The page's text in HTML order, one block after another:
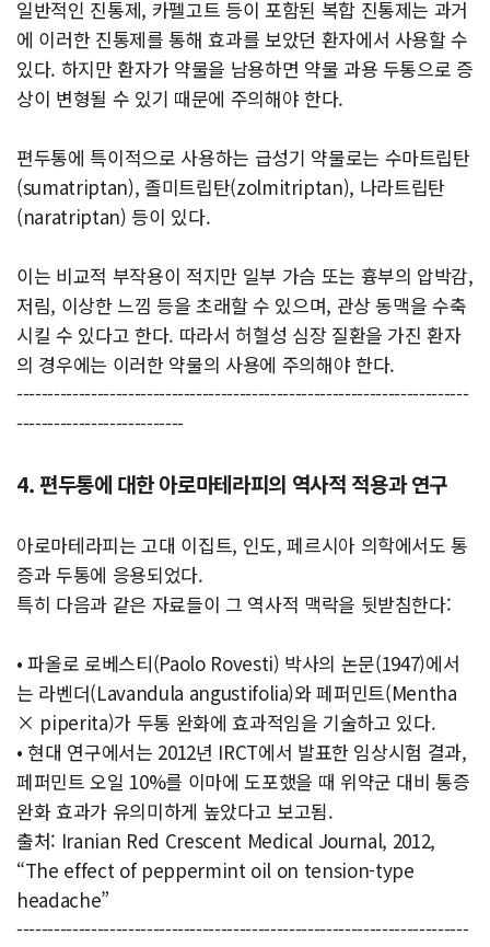
일반적인 진통제, 카펠고트 등이 포함된 복합 진통제는 과거
에 이러한 진통제를 통해 효과를 보았던 환자에서 사용할 수
있다. 하지만 환자가 약물을 남용하면 약물 과용 두통으로 증
상이 변형될 수 있기 때문에 주의해야 한다.
편두통에 특이적으로 사용하는 급성기 약물로는 수마트립탄
(sumatriptan), 졸미트립탄(zolmitriptan), 나라트립탄
(naratriptan) 등이 있다.
이는 비교적 부작용이 적지만 일부 가슴 또는 흉부의 압박감,
저림, 이상한 느낌 등을 초래할 수 있으며, 관상 동맥을 수축
시킬 수 있다고 한다. 따라서 허혈성 심장 질환을 가진 환자
의 경우에는 이러한 약물의 사용에 주의해야 한다.
-------------------------------------------------------------------------
---------------------------
4. 편두통에 대한 아로마테라피의 역사적 적용과 연구
아로마테라피는 고대 이집트, 인도, 페르시아 의학에서도 통
증과 두통에 응용되었다.
특히 다음과 같은 자료들이 그 역사적 맥락을 뒷받침한다:
• 파올로 로베스티(Paolo Rovesti) 박사의 논문(1947)에서
는 라벤더(Lavandula angustifolia)와 페퍼민트(Mentha
× piperita)가 두통 완화에 효과적임을 기술하고 있다.
• 현대 연구에서는 2012년 IRCT에서 발표한 임상시험 결과,
페퍼민트 오일 10%를 이마에 도포했을 때 위약군 대비 통증
완화 효과가 유의미하게 높았다고 보고됨.
출처: Iranian Red Crescent Medical Journal, 2012,
“The effect of peppermint oil on tension-type
headache”
-------------------------------------------------------------------------